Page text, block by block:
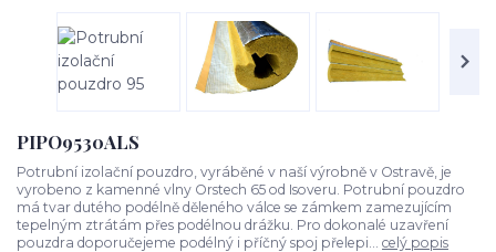
PIPO9530ALS
Potrubní izolační pouzdro, vyráběné v naší výrobně v Ostravě, je
vyrobeno z kamenné vlny Orstech 65 od Isoveru. Potrubní pouzdro
má tvar dutého podélně děleného válce se zámkem zamezujícím
tepelným ztrátám přes podélnou drážku. Pro dokonalé uzavření
pouzdra doporučejeme podélný i příčný spoj přelepi... celý popis